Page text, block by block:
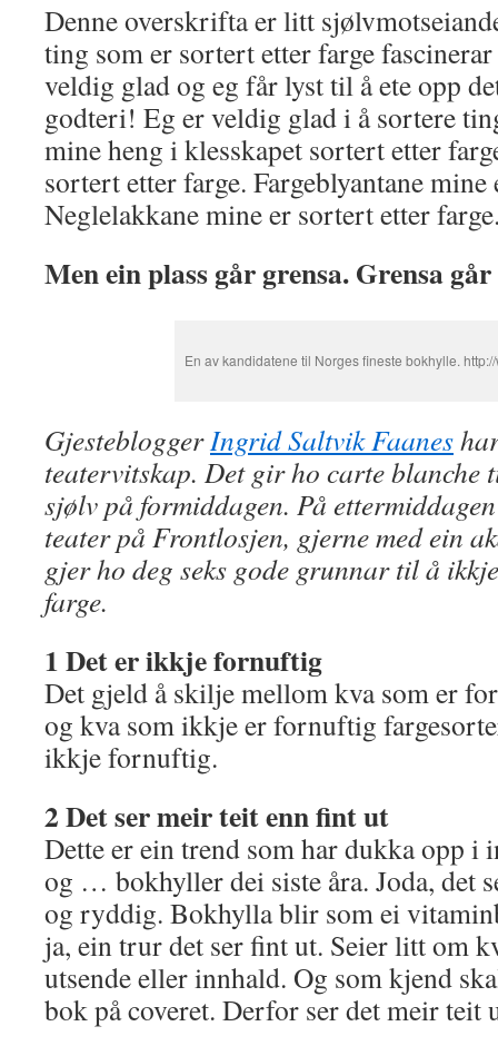
Denne overskrifta er litt
ting som er sortert etter farge
veldig glad og eg får lyst til å ete opp
godteri! Eg er veldig glad i å sortere
mine heng i klesskapet sortert etter
sortert etter farge. Fargeblyantane
Neglelakkane mine er sortert etter
Men ein plass går grensa. Grensa
En av kandidatene til Norges fineste bokhylle.
GjestebloggerIngrid Saltvik Faanes
teatervitskap. Det gir ho carte blanche
sjølv på formiddagen. På
teater på Frontlosjen, gjerne med ein
gjer ho deg seks gode grunnar til å
farge.
1 Det er ikkje fornuftig
Det gjeld å skilje mellom kva som er
og kva som ikkje er fornuftig
ikkje fornuftig.
2 Det ser meir teit enn fint ut
Dette er ein trend som har dukka opp i
og … bokhyller dei siste åra. Joda, det
og ryddig. Bokhylla blir som ei
ja, ein trur det ser fint ut. Seier litt om
utsende eller innhald. Og som kjend
bok på coveret. Derfor ser det meir teit